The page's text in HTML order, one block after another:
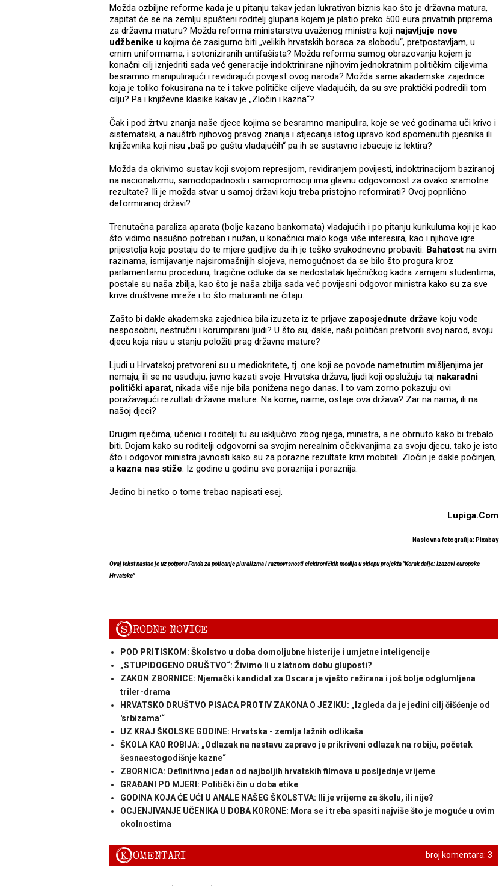
Možda ozbiljne reforme kada je u pitanju takav jedan lukrativan biznis kao što je državna matura,
zapitat će se na zemlju spušteni roditelj glupana kojem je platio preko 500 eura privatnih priprema
za državnu maturu? Možda reforma ministarstva uvaženog ministra koji najavljuje nove
udžbenike u kojima će zasigurno biti „velikih hrvatskih boraca za slobodu“, pretpostavljam, u
crnim uniformama, i sotoniziranih antifašista? Možda reforma samog obrazovanja kojem je
konačni cilj iznjedriti sada već generacije indoktrinirane njihovim jednokratnim političkim ciljevima
besramno manipulirajući i revidirajući povijest ovog naroda? Možda same akademske zajednice
koja je toliko fokusirana na te i takve političke ciljeve vladajućih, da su sve praktički podredili tom
cilju? Pa i književne klasike kakav je „Zločin i kazna“?
Čak i pod žrtvu znanja naše djece kojima se besramno manipulira, koje se već godinama uči krivo i
sistematski, a nauštrb njihovog pravog znanja i stjecanja istog upravo kod spomenutih pjesnika ili
književnika koji nisu „baš po guštu vladajućih“ pa ih se sustavno izbacuje iz lektira?
Možda da okrivimo sustav koji svojom represijom, revidiranjem povijesti, indoktrinacijom baziranoj
na nacionalizmu, samodopadnosti i samopromociji ima glavnu odgovornost za ovako sramotne
rezultate? Ili je možda stvar u samoj državi koju treba pristojno reformirati? Ovoj poprilično
deformiranoj državi?
Trenutačna paraliza aparata (bolje kazano bankomata) vladajućih i po pitanju kurikuluma koji je kao
što vidimo nasušno potreban i nužan, u konačnici malo koga više interesira, kao i njihove igre
prijestolja koje postaju do te mjere gadljive da ih je teško svakodnevno probaviti. Bahatost na svim
razinama, ismijavanje najsiromašnijih slojeva, nemogućnost da se bilo što progura kroz
parlamentarnu proceduru, tragične odluke da se nedostatak liječničkog kadra zamijeni studentima,
postale su naša zbilja, kao što je naša zbilja sada već povijesni odgovor ministra kako su za sve
krive društvene mreže i to što maturanti ne čitaju.
Zašto bi dakle akademska zajednica bila izuzeta iz te prljave zaposjednute države koju vode
nesposobni, nestručni i korumpirani ljudi? U što su, dakle, naši političari pretvorili svoj narod, svoju
djecu koja nisu u stanju položiti prag državne mature?
Ljudi u Hrvatskoj pretvoreni su u mediokritete, tj. one koji se povode nametnutim mišljenjima jer
nemaju, ili se ne usuđuju, javno kazati svoje. Hrvatska država, ljudi koji opslužuju taj nakaradni
politički aparat, nikada više nije bila ponižena nego danas. I to vam zorno pokazuju ovi
poražavajući rezultati državne mature. Na kome, naime, ostaje ova država? Zar na nama, ili na
našoj djeci?
Drugim riječima, učenici i roditelji tu su isključivo zbog njega, ministra, a ne obrnuto kako bi trebalo
biti. Dojam kako su roditelji odgovorni sa svojim nerealnim očekivanjima za svoju djecu, tako je isto
što i odgovor ministra javnosti kako su za porazne rezultate krivi mobiteli. Zločin je dakle počinjen,
a kazna nas stiže. Iz godine u godinu sve poraznija i poraznija.
Jedino bi netko o tome trebao napisati esej.
Lupiga.Com
Naslovna fotografija: Pixabay
Ovaj tekst nastao je uz potporu Fonda za poticanje pluralizma i raznovrsnosti elektroničkih medija u sklopu projekta "Korak dalje: Izazovi europske
Hrvatske"
SRODNE NOVICE
POD PRITISKOM: Školstvo u doba domoljubne histerije i umjetne inteligencije
„STUPIDOGENO DRUŠTVO“: Živimo li u zlatnom dobu gluposti?
ZAKON ZBORNICE: Njemački kandidat za Oscara je vješto režirana i još bolje odglumljena
triler-drama
HRVATSKO DRUŠTVO PISACA PROTIV ZAKONA O JEZIKU: „Izgleda da je jedini cilj čišćenje od
'srbizama'“
UZ KRAJ ŠKOLSKE GODINE: Hrvatska - zemlja lažnih odlikaša
ŠKOLA KAO ROBIJA: „Odlazak na nastavu zapravo je prikriveni odlazak na robiju, početak
šesnaestogodišnje kazne“
ZBORNICA: Definitivno jedan od najboljih hrvatskih filmova u posljednje vrijeme
GRAĐANI PO MJERI: Politički čin u doba etike
GODINA KOJA ĆE UĆI U ANALE NAŠEG ŠKOLSTVA: Ili je vrijeme za školu, ili nije?
OCJENJIVANJE UČENIKA U DOBA KORONE: Mora se i treba spasiti najviše što je moguće u ovim
okolnostima
broj komentara: 3
KOMENTARI